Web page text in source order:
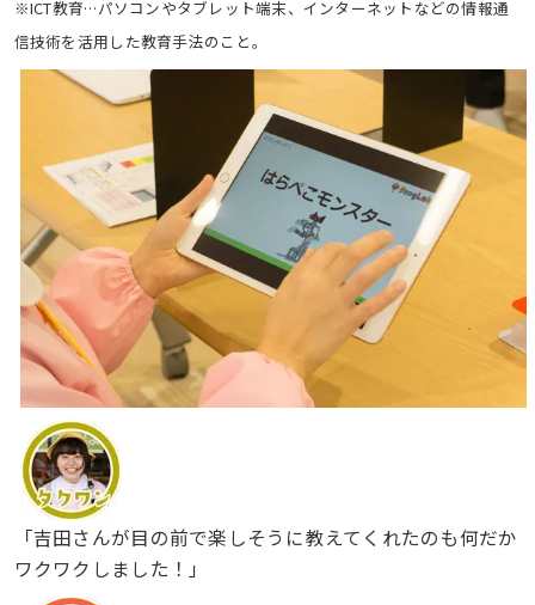
※ICT教育…パソコンやタブレット端末、インターネットなどの情報通
信技術を活用した教育手法のこと。
「吉田さんが目の前で楽しそうに教えてくれたのも何だか
ワクワクしました！」